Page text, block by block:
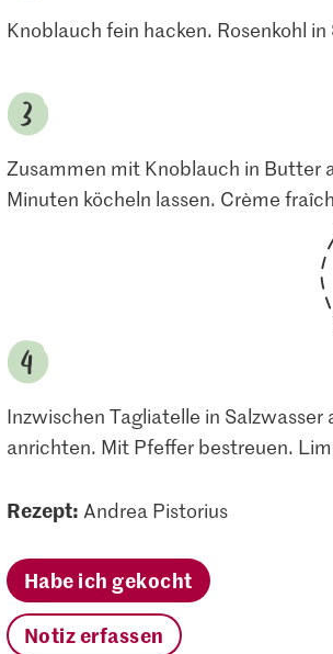
Aktueller Tagespreis
154
Knoblauch fein hacken. Rosenkohl
Zusammen mit Knoblauch in Butter
Minuten köcheln lassen. Crème
Inzwischen Tagliatelle in
anrichten. Mit Pfeffer bestreuen.
Rezept: Andrea Pistorius
Habe ich gekocht
Notiz erfassen